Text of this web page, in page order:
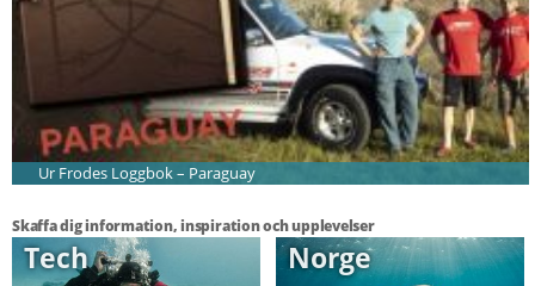
Ur Frodes Loggbok – Paraguay
Skaffa dig information, inspiration och upplevelser
Tech Norge